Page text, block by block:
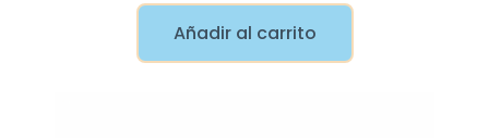
Añadir al carrito